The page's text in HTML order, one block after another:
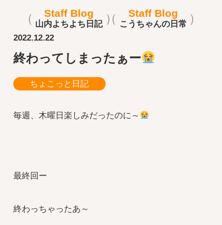
Staff Blog
山内よちよち日記
Staff Blog
こうちゃんの日常
2022.12.22
終わってしまったぁー
ちょこっと日記
毎週、木曜日楽しみだったのに～
最終回ー
終わっちゃったあ～